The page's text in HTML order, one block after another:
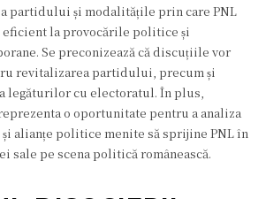
partidului și modalitățile prin care PNL
eficient la provocările politice și
Se preconizează că discuțiile vor
revitalizarea partidului, precum și
legăturilor cu electoratul. În plus,
o oportunitate pentru a analiza
alianțe politice menite să sprijine PNL în
sale pe scena politică românească.